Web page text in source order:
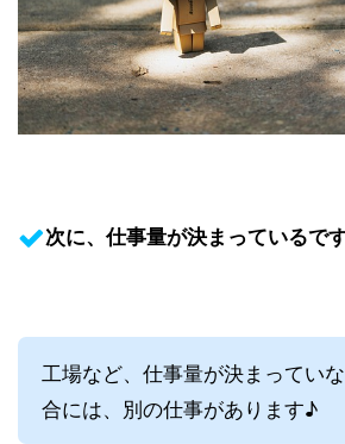
次に、仕事量が決まっているで
工場など、仕事量が決まってい
合には、別の仕事があります♪